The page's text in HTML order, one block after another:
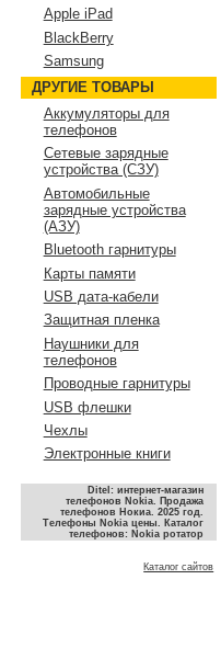
Apple iPad
BlackBerry
Samsung
ДРУГИЕ ТОВАРЫ
Аккумуляторы для
телефонов
Сетевые зарядные
устройства (СЗУ)
Автомобильные
зарядные устройства
(АЗУ)
Bluetooth гарнитуры
Карты памяти
USB дата-кабели
Защитная пленка
Наушники для
телефонов
Проводные гарнитуры
USB флешки
Чехлы
Электронные книги
Ditel: интернет-магазин
телефонов Nokia. Продажа
телефонов Нокиа. 2025 год.
Телефоны Nokia цены. Каталог
телефонов: Nokia ротатор
Каталог сайтов